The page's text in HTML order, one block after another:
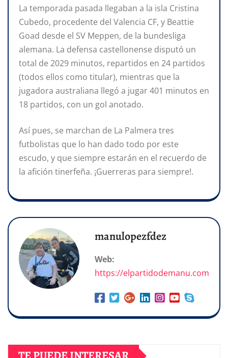
La temporada pasada llegaban a la isla Cristina
Cubedo, procedente del Valencia CF, y Beattie
Goad desde el SV Meppen, de la bundesliga
alemana. La defensa castellonense disputó un
total de 2029 minutos, repartidos en 24 partidos
(todos ellos como titular), mientras que la
jugadora australiana llegó a jugar 401 minutos en
18 partidos, con un gol anotado.
Así pues, se marchan de La Palmera tres
futbolistas que lo han dado todo por este
escudo, y que siempre estarán en el recuerdo de
la afición tinerfeña. ¡Guerreras para siempre!.
manulopezfdez
Web:
https://elpartidodemanu.com